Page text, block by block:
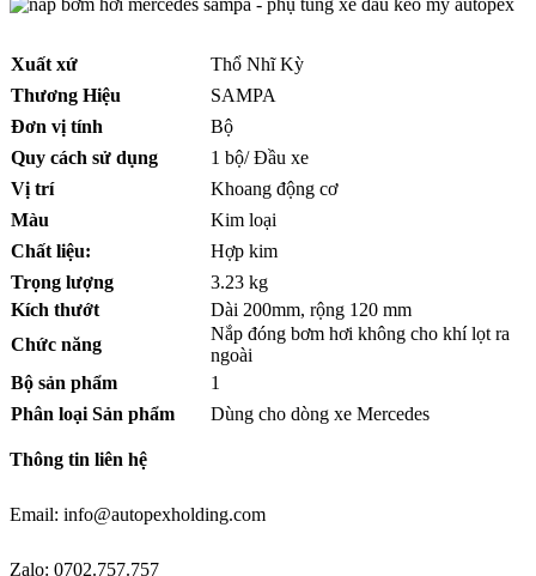
Xuất xứ
Thổ Nhĩ Kỳ
Thương Hiệu
SAMPA
Đơn vị tính
Bộ
Quy cách sử dụng
1 bộ/ Đầu xe
Vị trí
Khoang động cơ
Màu
Kim loại
Chất liệu:
Hợp kim
Trọng lượng
3.23 kg
Kích thướt
Dài 200mm, rộng 120 mm
Chức năng
Nắp đóng bơm hơi không cho khí lọt ra
ngoài
Bộ sản phẩm
1
Phân loại Sản phẩm
Dùng cho dòng xe Mercedes
Thông tin liên hệ
Email: info@autopexholding.com
Zalo: 0702.757.757